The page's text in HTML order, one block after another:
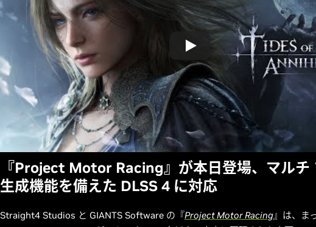
『Project Motor Racing』が本日登場、マルチ
生成機能を備えた DLSS 4 に対応
Straight4 Studios と GIANTS Software の『Project Motor Racing』は、ま